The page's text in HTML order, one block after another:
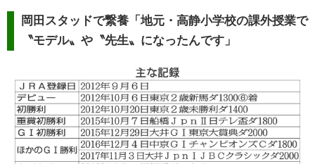
岡田スタッドで繋養「地元・高静小学校の課外授業で
〝モデル〟や〝先生〟になったんです」